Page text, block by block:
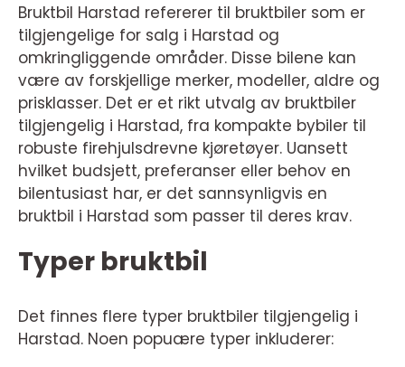
Bruktbil Harstad refererer til bruktbiler som er
tilgjengelige for salg i Harstad og
omkringliggende områder. Disse bilene kan
være av forskjellige merker, modeller, aldre og
prisklasser. Det er et rikt utvalg av bruktbiler
tilgjengelig i Harstad, fra kompakte bybiler til
robuste firehjulsdrevne kjøretøyer. Uansett
hvilket budsjett, preferanser eller behov en
bilentusiast har, er det sannsynligvis en
bruktbil i Harstad som passer til deres krav.
Typer bruktbil
Det finnes flere typer bruktbiler tilgjengelig i
Harstad. Noen popuære typer inkluderer: